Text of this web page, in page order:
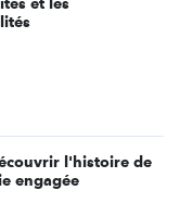
l'histoire de
engagée